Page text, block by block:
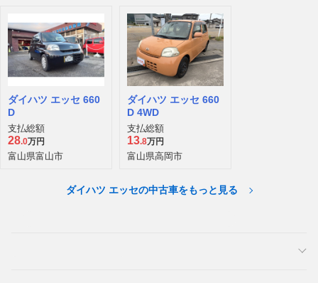
ダイハツ エッセ 660
D
支払総額
28.0万円
富山県富山市
ダイハツ エッセ 660
D 4WD
支払総額
13.8万円
富山県高岡市
ダイハツ エッセの中古車をもっと見る